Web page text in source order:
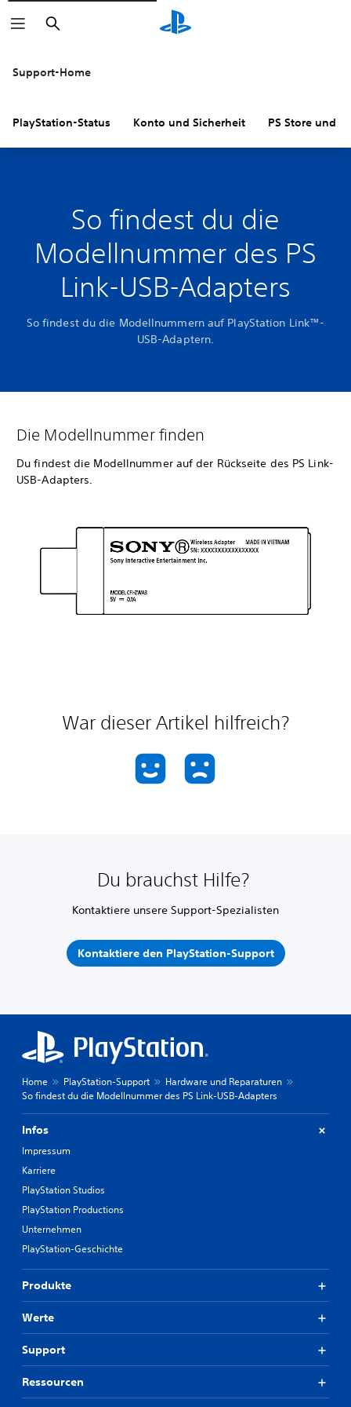
Suchen
Support-Home
PlayStation-Status Konto und Sicherheit PS Store und
So findest du die
Modellnummer des PS
Link-USB-Adapters
So findest du die Modellnummern auf PlayStation Link™-
USB-Adaptern.
Die Modellnummer finden
Du findest die Modellnummer auf der Rückseite des PS Link-
USB-Adapters.
War dieser Artikel hilfreich?
Du brauchst Hilfe?
Kontaktiere unsere Support-Spezialisten
Kontaktiere den PlayStation-Support
Home PlayStation-Support
Hardware und Reparaturen
So findest du die Modellnummer des PS Link-USB-Adapters
Infos
Impressum
Karriere
PlayStation Studios
PlayStation Productions
Unternehmen
PlayStation-Geschichte
Produkte
Werte
Support
Ressourcen